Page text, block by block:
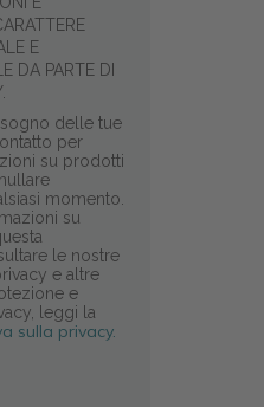
E
DA PARTE DI
delle tue
per
su prodotti
momento.
su
le nostre
e altre
e
leggi la
sulla privacy.